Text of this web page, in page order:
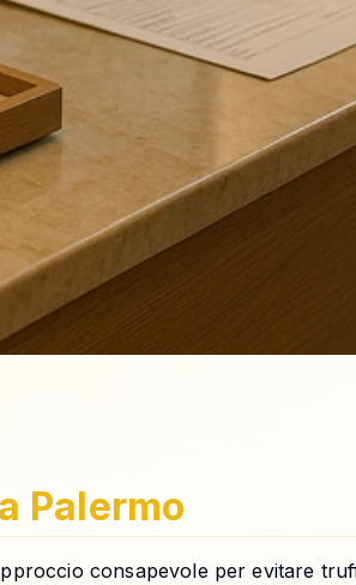
Palermo
consapevole per evitare